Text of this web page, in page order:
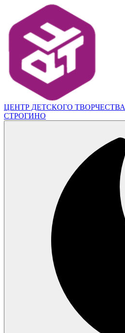
ЦЕНТР ДЕТСКОГО ТВОРЧЕСТВА
СТРОГИНО